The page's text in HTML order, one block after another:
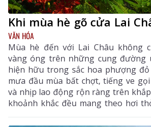
Khi mùa hè gõ cửa Lai
VĂN HÓA
Mùa hè đến với Lai Châu không
vàng óng trên những cung đường
hiện hữu trong sắc hoa phượng
mưa đầu mùa bất chợt, tiếng ve
và nhịp lao động rộn ràng trên
khoảnh khắc đều mang theo hơi
Bắc, tạo nên bức tranh mùa hè tươi